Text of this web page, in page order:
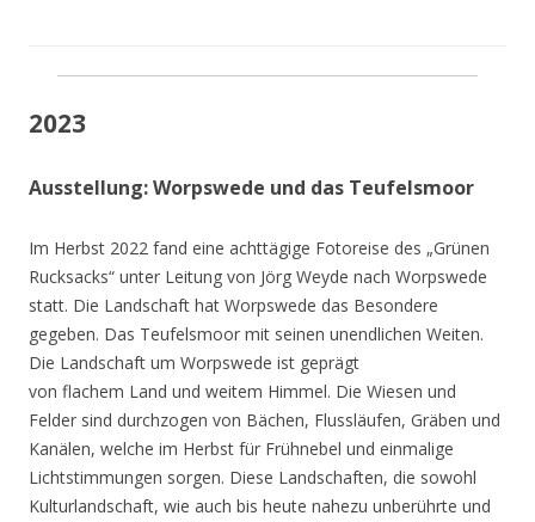
2023
Ausstellung: Worpswede und das Teufelsmoor
Im Herbst 2022 fand eine achttägige Fotoreise des „Grünen
Rucksacks“ unter Leitung von Jörg Weyde nach Worpswede
statt. Die Landschaft hat Worpswede das Besondere
gegeben. Das Teufelsmoor mit seinen unendlichen Weiten.
Die Landschaft um Worpswede ist geprägt
von flachem Land und weitem Himmel. Die Wiesen und
Felder sind durchzogen von Bächen, Flussläufen, Gräben und
Kanälen, welche im Herbst für Frühnebel und einmalige
Lichtstimmungen sorgen. Diese Landschaften, die sowohl
Kulturlandschaft, wie auch bis heute nahezu unberührte und